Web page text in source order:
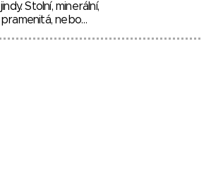
jindy. Stolní, minerální,
pramenitá, nebo…